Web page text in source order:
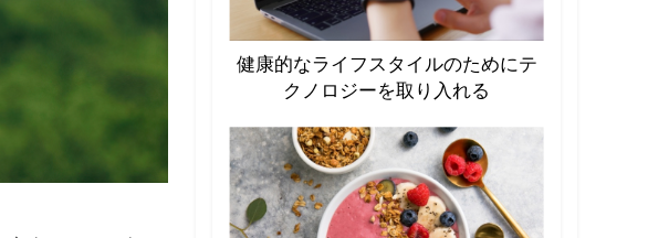
健康的なライフスタイルのためにテ
クノロジーを取り入れる